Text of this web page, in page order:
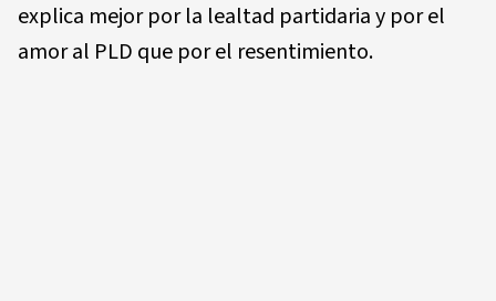
explica mejor por la lealtad partidaria y por el
amor al PLD que por el resentimiento.